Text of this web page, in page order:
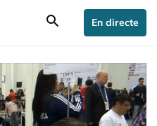
search En directe